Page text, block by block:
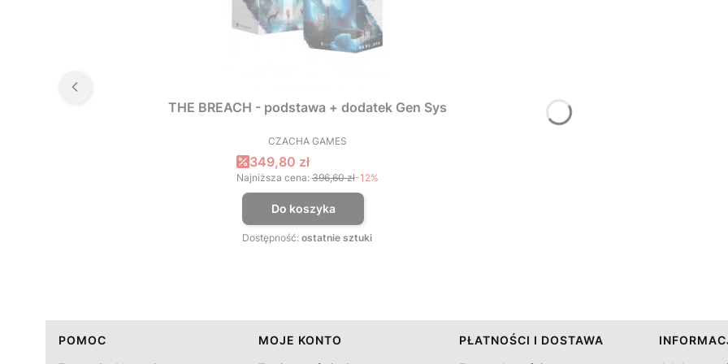
THE BREACH - podstawa + dodatek Gen Sys
PRODUCENT
CZACHA GAMES
Cena promocyjna
349,80 zł
Najniższa cena: 396,60 zł-12%
Do koszyka
Dostępność: ostatnie sztuki
Linki w stopce
POMOC
MOJE KONTO
PŁATNOŚCI I DOSTAWA